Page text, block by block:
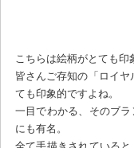
こちらは絵柄がとても印
皆さんご存知の「ロイ
ても印象的ですよね。
一目でわかる、そのブ
にも有名。